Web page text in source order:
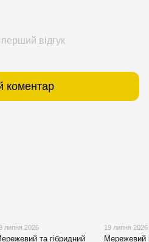
відгук
коментар
липня 2026
та гібридний
19 липня 2026
Мережевий